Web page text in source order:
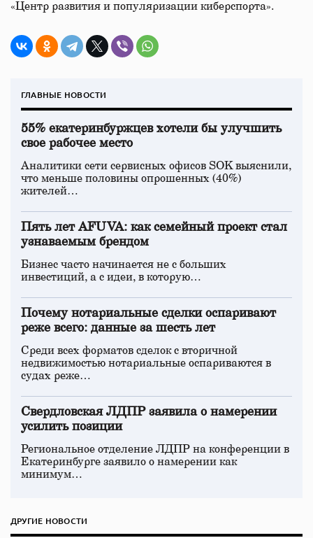
«Центр развития и популяризации киберспорта».
ГЛАВНЫЕ НОВОСТИ
55% екатеринбуржцев хотели бы улучшить
свое рабочее место
Аналитики сети сервисных офисов SOK выяснили,
что меньше половины опрошенных (40%)
жителей…
Пять лет AFUVA: как семейный проект стал
узнаваемым брендом
Бизнес часто начинается не с больших
инвестиций, а с идеи, в которую…
Почему нотариальные сделки оспаривают
реже всего: данные за шесть лет
Среди всех форматов сделок с вторичной
недвижимостью нотариальные оспариваются в
судах реже…
Свердловская ЛДПР заявила о намерении
усилить позиции
Региональное отделение ЛДПР на конференции в
Екатеринбурге заявило о намерении как
минимум…
ДРУГИЕ НОВОСТИ